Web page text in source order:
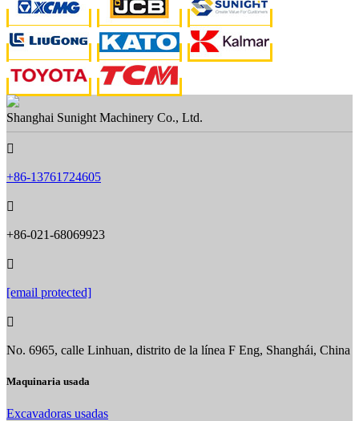
Shanghai Sunight Machinery Co., Ltd.

+86-13761724605

+86-021-68069923

[email protected]

No. 6965, calle Linhuan, distrito de la línea F Eng, Shanghái, China
Maquinaria usada
Excavadoras usadas